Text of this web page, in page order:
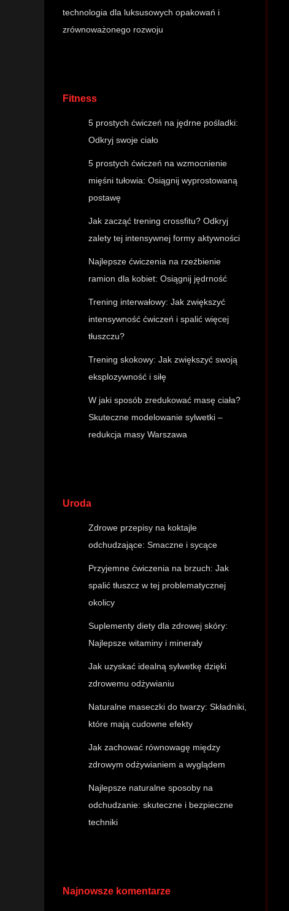
technologia dla luksusowych opakowań i
zrównoważonego rozwoju
Fitness
5 prostych ćwiczeń na jędrne pośladki:
Odkryj swoje ciało
5 prostych ćwiczeń na wzmocnienie
mięśni tułowia: Osiągnij wyprostowaną
postawę
Jak zacząć trening crossfitu? Odkryj
zalety tej intensywnej formy aktywności
Najlepsze ćwiczenia na rzeźbienie
ramion dla kobiet: Osiągnij jędrność
Trening interwałowy: Jak zwiększyć
intensywność ćwiczeń i spalić więcej
tłuszczu?
Trening skokowy: Jak zwiększyć swoją
eksplozywność i siłę
W jaki sposób zredukować masę ciała?
Skuteczne modelowanie sylwetki –
redukcja masy Warszawa
Uroda
Zdrowe przepisy na koktajle
odchudzające: Smaczne i sycące
Przyjemne ćwiczenia na brzuch: Jak
spalić tłuszcz w tej problematycznej
okolicy
Suplementy diety dla zdrowej skóry:
Najlepsze witaminy i minerały
Jak uzyskać idealną sylwetkę dzięki
zdrowemu odżywianiu
Naturalne maseczki do twarzy: Składniki,
które mają cudowne efekty
Jak zachować równowagę między
zdrowym odżywianiem a wyglądem
Najlepsze naturalne sposoby na
odchudzanie: skuteczne i bezpieczne
techniki
Najnowsze komentarze